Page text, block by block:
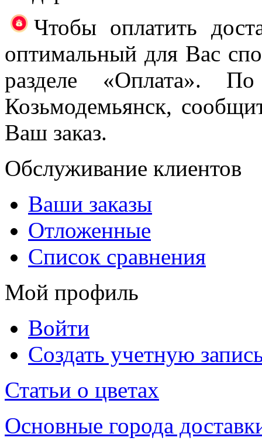
Чтобы оплатить
оптимальный для Вас
разделе «Оплата».
Козьмодемьянск,
Ваш заказ.
Обслуживание клиентов
Ваши заказы
Отложенные
Список сравнения
Мой профиль
Войти
Создать учетную
Статьи о цветах
Основные города